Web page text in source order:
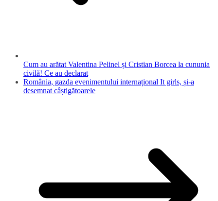
Cum au arătat Valentina Pelinel și Cristian Borcea la cununia
civilă! Ce au declarat
România, gazda evenimentului internațional It girls, și-a
desemnat câștigătoarele